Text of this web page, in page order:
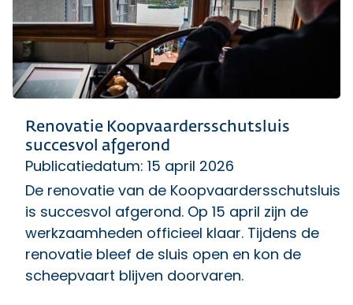
Renovatie Koopvaardersschutsluis
succesvol afgerond
Publicatiedatum: 15 april 2026
De renovatie van de Koopvaardersschutsluis
is succesvol afgerond. Op 15 april zijn de
werkzaamheden officieel klaar. Tijdens de
renovatie bleef de sluis open en kon de
scheepvaart blijven doorvaren.